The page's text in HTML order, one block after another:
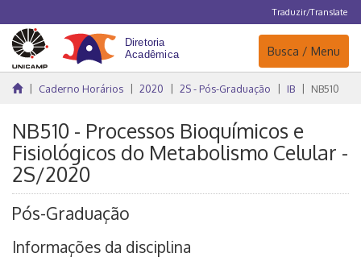
Traduzir/Translate
Navegação
Busca / Menu
Caderno Horários 2020 2S - Pós-Graduação IB NB510
NB510 - Processos Bioquímicos e
Fisiológicos do Metabolismo Celular -
2S/2020
Pós-Graduação
Informações da disciplina